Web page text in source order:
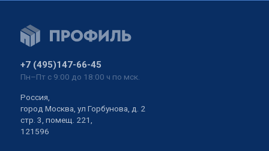
+7 (495)147-66-45
Пн–Пт с 9:00 до 18:00 ч по мск.
Россия,
город Москва, ул Горбунова, д. 2
стр. 3, помещ. 221,
121596